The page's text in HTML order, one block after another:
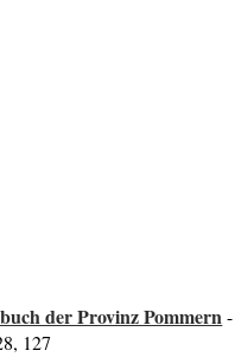
der Provinz Pommern-
127